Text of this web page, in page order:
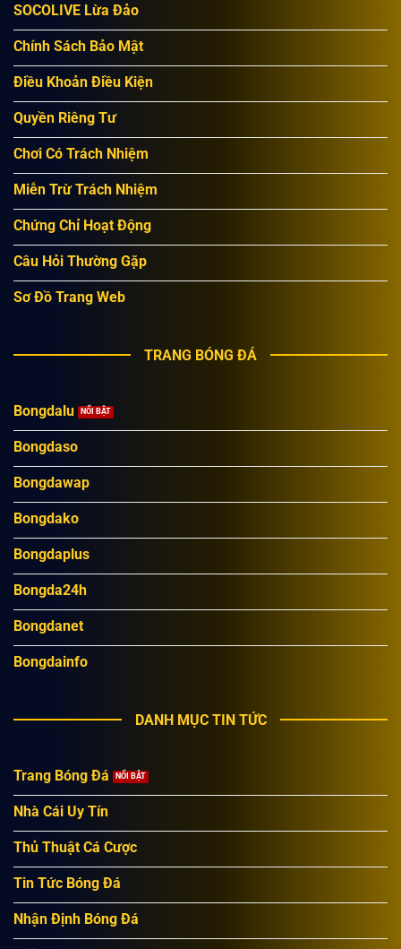
SOCOLIVE Lừa Đảo
Chính Sách Bảo Mật
Điều Khoản Điều Kiện
Quyền Riêng Tư
Chơi Có Trách Nhiệm
Miễn Trừ Trách Nhiệm
Chứng Chỉ Hoạt Động
Câu Hỏi Thường Gặp
Sơ Đồ Trang Web
TRANG BÓNG ĐÁ
Bongdalu
Bongdaso
Bongdawap
Bongdako
Bongdaplus
Bongda24h
Bongdanet
Bongdainfo
DANH MỤC TIN TỨC
Trang Bóng Đá
Nhà Cái Uy Tín
Thủ Thuật Cá Cược
Tin Tức Bóng Đá
Nhận Định Bóng Đá